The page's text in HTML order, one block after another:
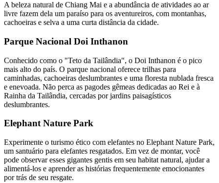
A beleza natural de Chiang Mai e a abundância de atividades ao ar
livre fazem dela um paraíso para os aventureiros, com montanhas,
cachoeiras e selva a uma curta distância da cidade.
Parque Nacional Doi Inthanon
Conhecido como o "Teto da Tailândia", o Doi Inthanon é o pico
mais alto do país. O parque nacional oferece trilhas para
caminhadas, cachoeiras deslumbrantes e uma floresta nublada fresca
e enevoada. Não perca as pagodes gêmeas dedicadas ao Rei e à
Rainha da Tailândia, cercadas por jardins paisagísticos
deslumbrantes.
Elephant Nature Park
Experimente o turismo ético com elefantes no Elephant Nature Park,
um santuário para elefantes resgatados. Em vez de montar, você
pode observar esses gigantes gentis em seu habitat natural, ajudar a
alimentá-los e aprender as histórias frequentemente emocionantes
por trás de seu resgate.